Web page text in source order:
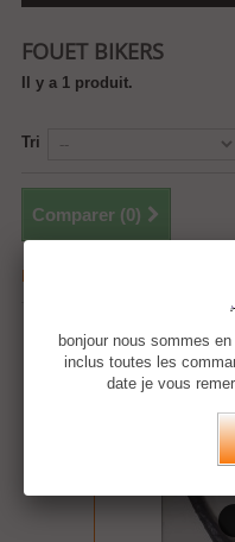
FOUET BIKERS
Il y a 1 produit.
Tri
Comparer (0)
bonjour nous sommes
inclus toutes les
date je vous